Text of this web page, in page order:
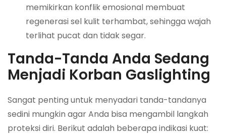
memikirkan konflik emosional membuat
regenerasi sel kulit terhambat, sehingga wajah
terlihat pucat dan tidak segar.
Tanda-Tanda Anda Sedang
Menjadi Korban Gaslighting
Sangat penting untuk menyadari tanda-tandanya
sedini mungkin agar Anda bisa mengambil langkah
proteksi diri. Berikut adalah beberapa indikasi kuat: